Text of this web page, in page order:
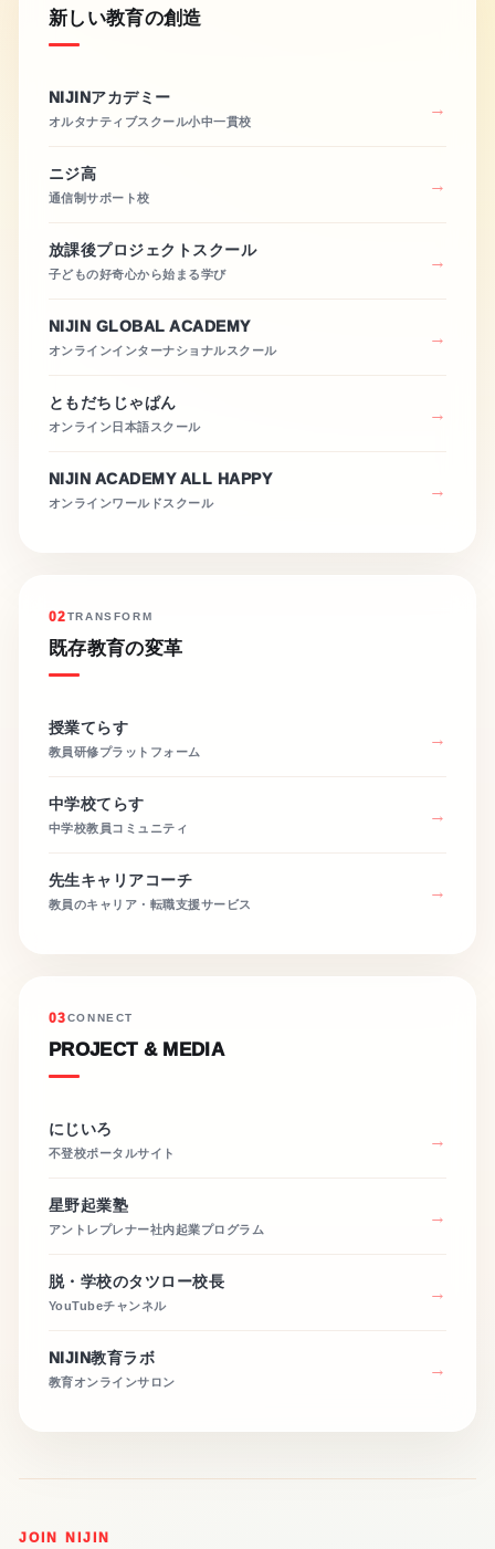
新しい教育の創造
NIJINアカデミー
オルタナティブスクール小中一貫校
ニジ高
通信制サポート校
放課後プロジェクトスクール
子どもの好奇心から始まる学び
NIJIN GLOBAL ACADEMY
オンラインインターナショナルスクール
ともだちじゃぱん
オンライン日本語スクール
NIJIN ACADEMY ALL HAPPY
オンラインワールドスクール
02TRANSFORM
既存教育の変革
授業てらす
教員研修プラットフォーム
中学校てらす
中学校教員コミュニティ
先生キャリアコーチ
教員のキャリア・転職支援サービス
03CONNECT
PROJECT & MEDIA
にじいろ
不登校ポータルサイト
星野起業塾
アントレプレナー社内起業プログラム
脱・学校のタツロー校長
YouTubeチャンネル
NIJIN教育ラボ
教育オンラインサロン
JOIN NIJIN